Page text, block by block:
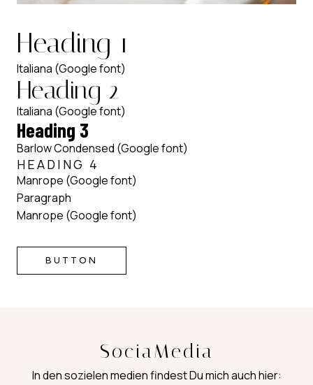
Heading 1
Italiana (Google font)
Heading 2
Italiana (Google font)
Heading 3
Barlow Condensed (Google font)
HEADING 4
Manrope (Google font)
Paragraph
Manrope (Google font)
BUTTON
SociaMedia
In den sozielen medien findest Du mich auch hier: